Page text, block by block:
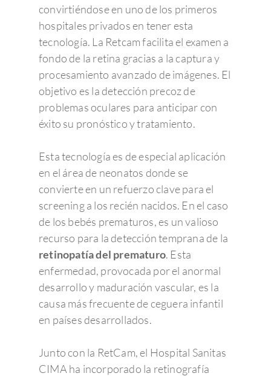
convirtiéndose en uno de los primeros
hospitales privados en tener esta
tecnología. La Retcam facilita el examen a
fondo de la retina gracias a la captura y
procesamiento avanzado de imágenes. El
objetivo es la detección precoz de
problemas oculares para anticipar con
éxito su pronóstico y tratamiento.
Esta tecnología es de especial aplicación
en el área de neonatos donde se
convierte en un refuerzo clave para el
screening a los recién nacidos. En el caso
de los bebés prematuros, es un valioso
recurso para la detección temprana de la
retinopatía del prematuro. Esta
enfermedad, provocada por el anormal
desarrollo y maduración vascular, es la
causa más frecuente de ceguera infantil
en países desarrollados.
Junto con la RetCam, el Hospital Sanitas
CIMA ha incorporado la retinografía